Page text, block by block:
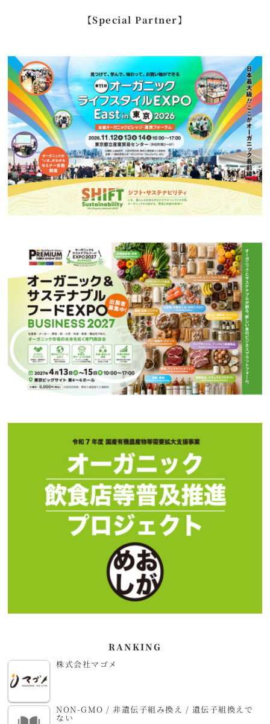
【Special Partner】
RANKING
株式会社マゴメ
NON-GMO / 非遺伝子組み換え / 遺伝子組換えで
ない